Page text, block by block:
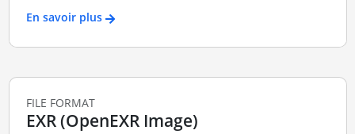
En savoir plus
FILE FORMAT
EXR (OpenEXR Image)